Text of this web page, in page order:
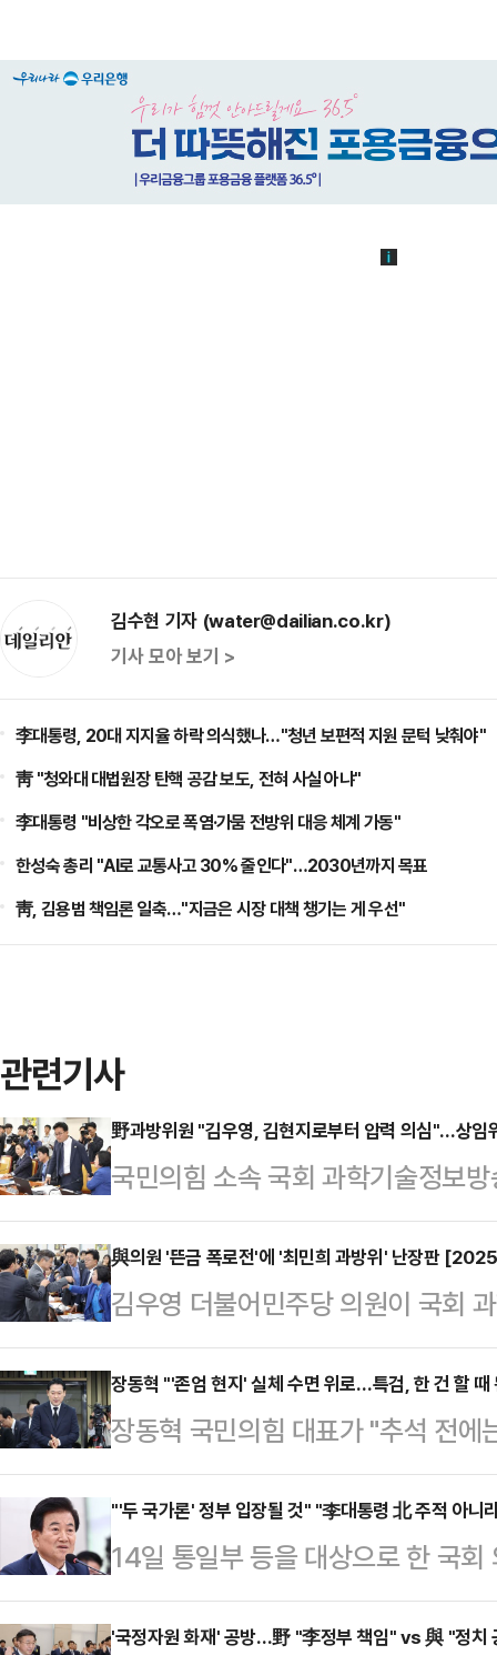
김수현 기자 (water@dailian.co.kr)
기사 모아 보기 >
李대통령, 20대 지지율 하락 의식했나…"청년 보편적 지원 문턱 낮춰야"
靑 "청와대 대법원장 탄핵 공감 보도, 전혀 사실 아냐"
李대통령 "비상한 각오로 폭염·가뭄 전방위 대응 체계 가동"
한성숙 총리 "AI로 교통사고 30% 줄인다"…2030년까지 목표
靑, 김용범 책임론 일축…"지금은 시장 대책 챙기는 게 우선"
관련기사
野과방위원 "김우영, 김현지로부터 압력 의심"…상임
국민의힘 소속 국회 과학기술정보
의원의 전화번호와 함께 받은 개인
을 개인정보보호법 위반 혐의로 형
국민의힘 소속 과방위원들은 14일
장에서 김우영 민주당 의원이 박정
자를 공개하는 과정에서 박 의원의
는 명백한 개인정보보호법 위반이
발을 검토할 방침이다"라고 말했다
與의원 '뜬금 폭로전'에 '최민희 과방위' 난장판
김우영 더불어민주당 의원이 국회
서 난데없이 박정훈 국민의힘 의원
차례 정회되는 등 파행을 겪었다.
된 이후 지난달 2일과 5일에 받은
니다. 전화부탁드립니다(2일)'라는
속 문자를 받은 것으로 전해졌다.
전화번호도 그대로 노출됐다.김 의
을 언급하면서 "내가…
장동혁 "'존엄 현지' 실체 수면 위로…특검, 한 건 할 때
장동혁 국민의힘 대표가 "추석 전
현지'를 돕기 위해 특검이 한 건 할
을 야유했다.장동혁 대표는 14일
체가 조금씩 수면 위로 떠오르고
과 관련이 있다고 했더니 대통령실
인정한다는 것이냐"라고 반문했다.
"'두 국가론' 정부 입장될 것" "李대통령 北 주적 아니
14일 통일부 등을 대상으로 한 국
일부 장관의 '남북 두 국가론', 이재
맹 중시)·자주파(남북 공조 중시)
'국정자원 화재' 공방…野 "李정부 책임" vs 與 "정